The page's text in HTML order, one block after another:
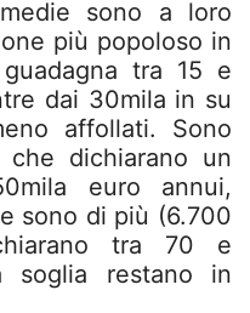
sono a loro
più popoloso in
tra 15 e
dai 30mila in su
affollati. Sono
dichiarano un
euro annui,
sono di più (6.700
tra 70 e
soglia restano in